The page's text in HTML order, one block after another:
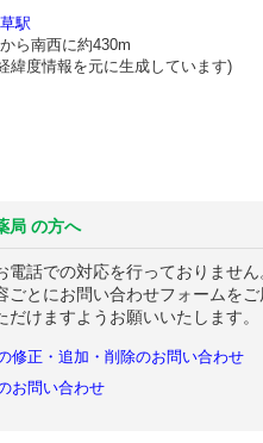
駅
ら南西に約430m
緯度情報を元に生成しています)
局 の方へ
電話での対応を行っておりません
ごとにお問い合わせフォームを
だけますようお願いいたします。
修正・追加・削除のお問い合わせ
お問い合わせ